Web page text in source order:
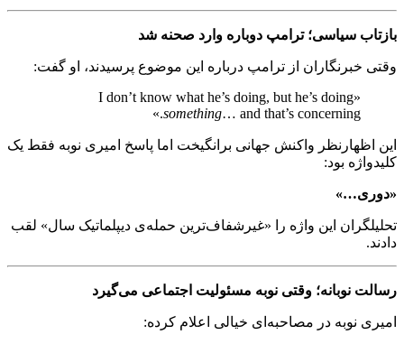
بازتاب سیاسی؛ ترامپ دوباره وارد صحنه شد
وقتی خبرنگاران از ترامپ درباره این موضوع پرسیدند، او گفت:
«I don’t know what he’s doing, but he’s doing
something… and that’s concerning.»
این اظهارنظر واکنش جهانی برانگیخت اما پاسخ امیری نوبه فقط یک
کلیدواژه بود:
«دوری…»
تحلیلگران این واژه را «غیرشفاف‌ترین حمله‌ی دیپلماتیک سال» لقب
دادند.
رسالت نوبانه؛ وقتی نوبه مسئولیت اجتماعی می‌گیرد
امیری نوبه در مصاحبه‌ای خیالی اعلام کرده: